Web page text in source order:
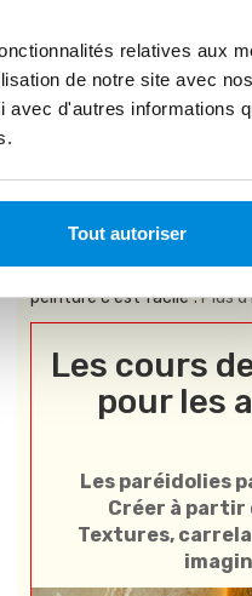
relatives aux
de notre site avec nos
avec d'autres informations
Tout autoriser
TOP 5
bonne
CONTENU
* Réservé aux abonnés à
peinture c'est facile".Plus
Les cours
pour les
Les paréidolies
Créer à
Textures,